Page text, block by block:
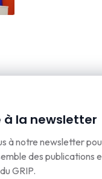
à la newsletter
à notre newsletter
des publications
GRIP.